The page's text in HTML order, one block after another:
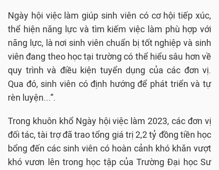
Ngày hội việc làm giúp sinh viên có cơ hội tiếp xúc,
thể hiện năng lực và tìm kiếm việc làm phù hợp với
năng lực, là nơi sinh viên chuẩn bị tốt nghiệp và sinh
viên đang theo học tại trường có thể hiểu sâu hơn về
quy trình và điều kiện tuyển dụng của các đơn vị.
Qua đó, sinh viên có định hướng để phát triển và tự
rèn luyện...”.
Trong khuôn khổ Ngày hội việc làm 2023, các đơn vị
đối tác, tài trợ đã trao tổng giá trị 2,2 tỷ đồng tiền học
bổng đến các sinh viên có hoàn cảnh khó khăn vượt
khó vươn lên trong học tập của Trường Đại học Sư